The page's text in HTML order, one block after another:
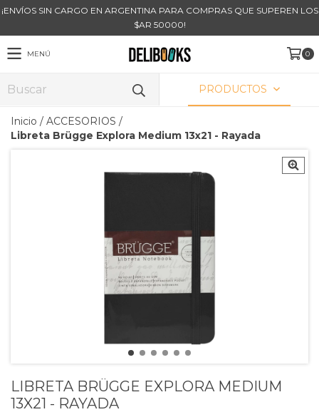
¡ENVÍOS SIN CARGO EN ARGENTINA PARA COMPRAS QUE SUPEREN LOS
$AR 50000!
MENÚ 0
PRODUCTOS
Inicio / ACCESORIOS /
Libreta Brügge Explora Medium 13x21 - Rayada
LIBRETA BRÜGGE EXPLORA MEDIUM
13X21 - RAYADA